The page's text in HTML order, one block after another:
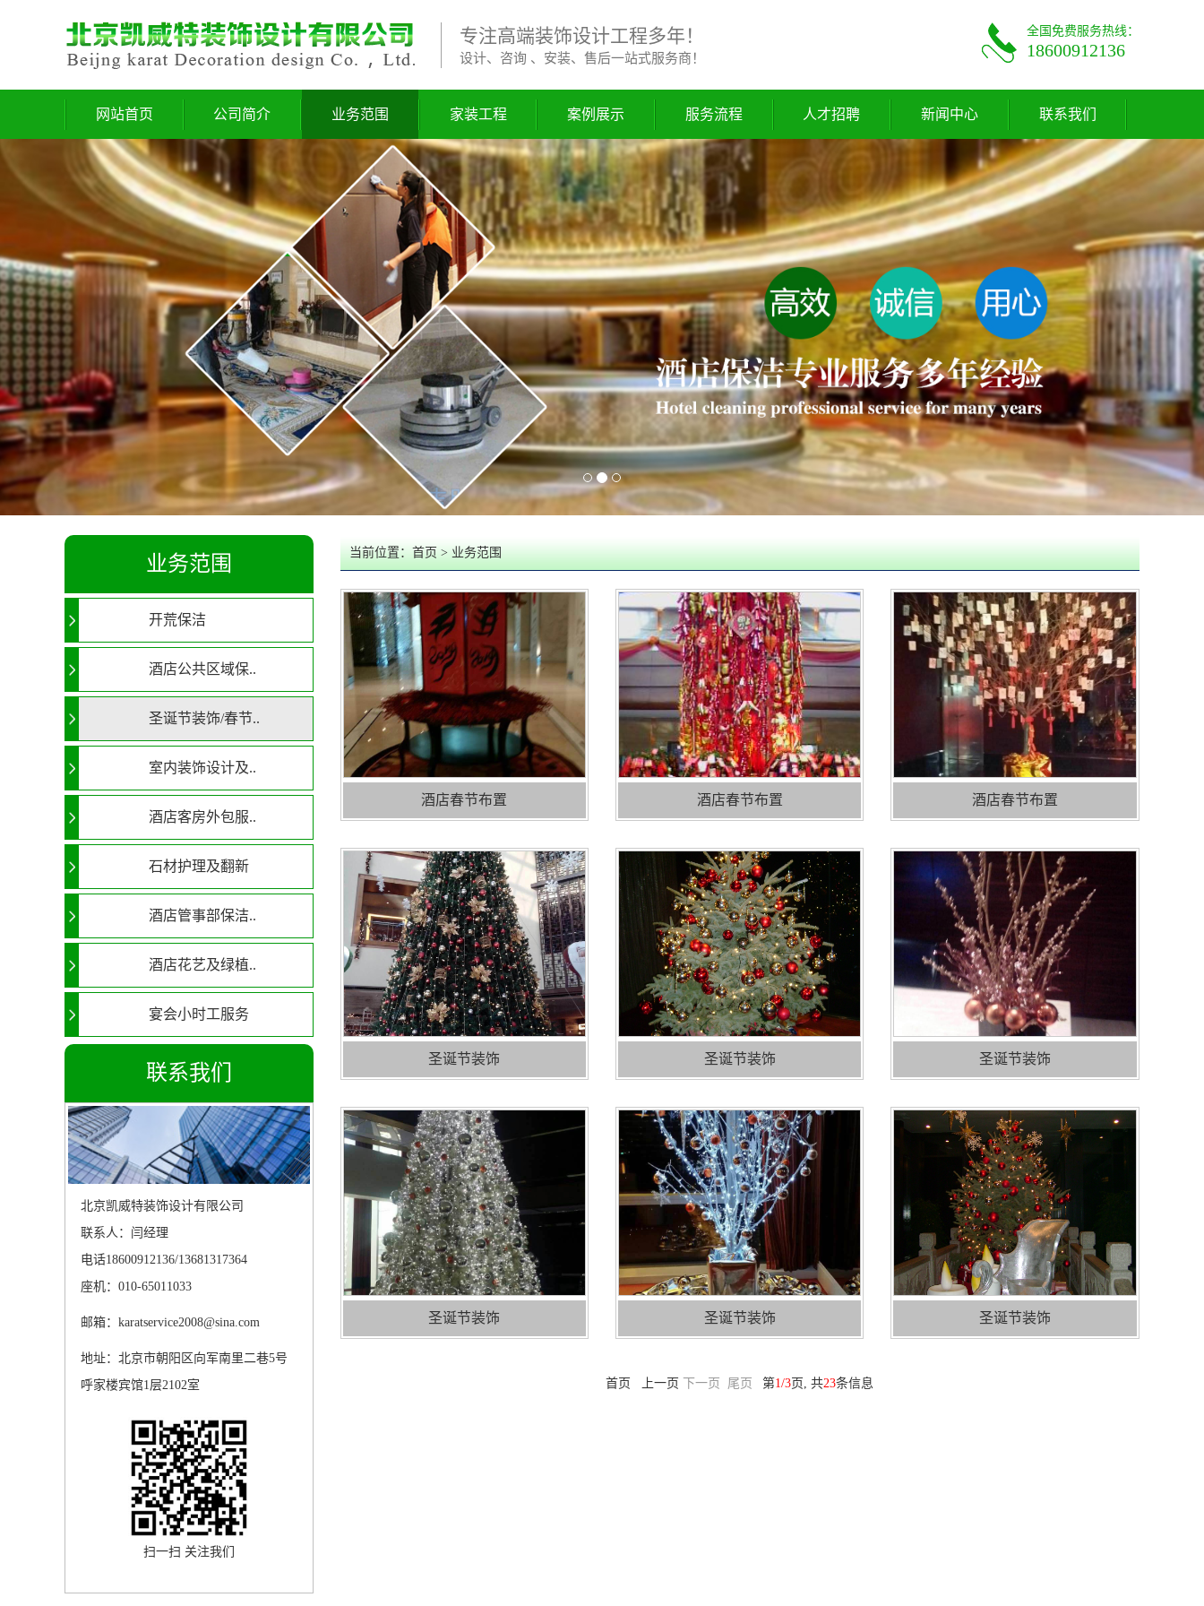
专注高端装饰设计工程多年！
设计、咨询 、安装、售后一站式服务商！
全国免费服务热线：
18600912136
网站首页 公司简介 业务范围 家装工程 案例展示 服务流程 人才招聘 新闻中心 联系我们
业务范围
开荒保洁
酒店公共区域保..
圣诞节装饰/春节..
室内装饰设计及..
酒店客房外包服..
石材护理及翻新
酒店管事部保洁..
酒店花艺及绿植..
宴会小时工服务
联系我们
北京凯威特装饰设计有限公司
联系人：闫经理
电话18600912136/13681317364
座机：010-65011033
邮箱：karatservice2008@sina.com
地址：北京市朝阳区向军南里二巷5号
呼家楼宾馆1层2102室
扫一扫 关注我们
当前位置： 首页 > 业务范围
酒店春节布置 酒店春节布置 酒店春节布置
圣诞节装饰 圣诞节装饰 圣诞节装饰
圣诞节装饰 圣诞节装饰 圣诞节装饰
首页 上一页 下一页 尾页 第1/3页, 共23条信息